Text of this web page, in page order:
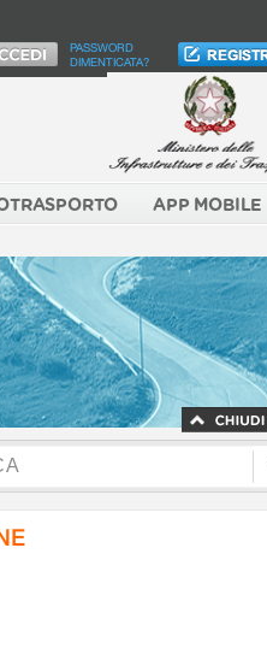
PASSWORD
DIMENTICATA?
APP MOBILE